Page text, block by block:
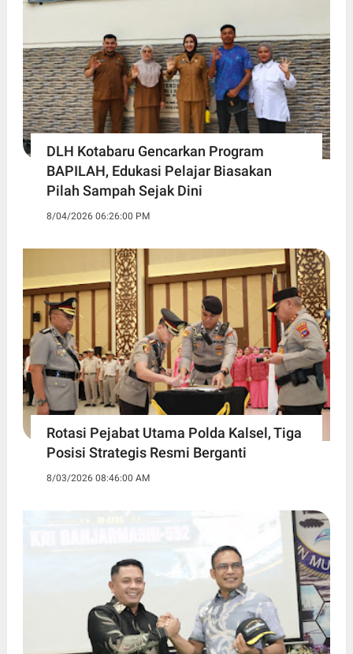
DLH Kotabaru Gencarkan Program
BAPILAH, Edukasi Pelajar Biasakan
Pilah Sampah Sejak Dini
8/04/2026 06:26:00 PM
Rotasi Pejabat Utama Polda Kalsel, Tiga
Posisi Strategis Resmi Berganti
8/03/2026 08:46:00 AM